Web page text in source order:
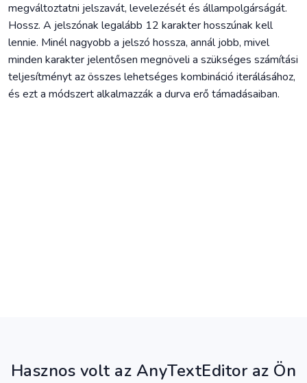
megváltoztatni jelszavát, levelezését és állampolgárságát.
Hossz. A jelszónak legalább 12 karakter hosszúnak kell
lennie. Minél nagyobb a jelszó hossza, annál jobb, mivel
minden karakter jelentősen megnöveli a szükséges számítási
teljesítményt az összes lehetséges kombináció iterálásához,
és ezt a módszert alkalmazzák a durva erő támadásaiban.
Hasznos volt az AnyTextEditor az Ön